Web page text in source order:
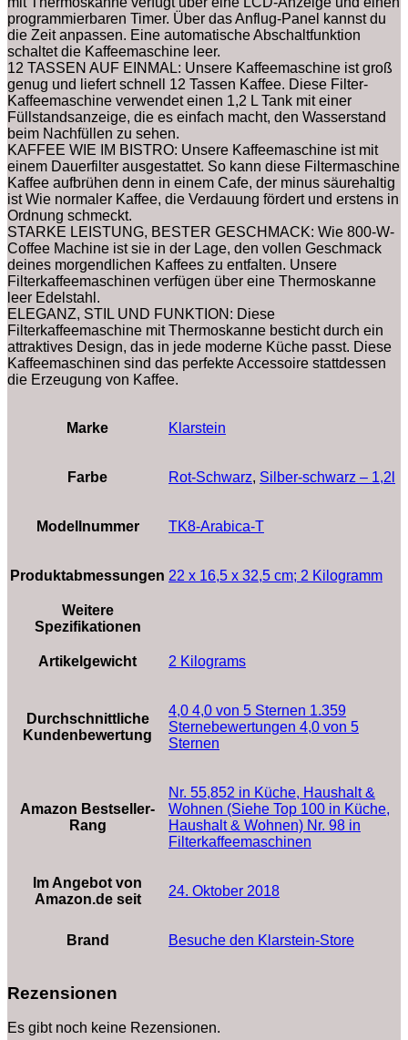
programmierbaren Timer. Über das Anflug-Panel kannst du
die Zeit anpassen. Eine automatische Abschaltfunktion
schaltet die Kaffeemaschine leer.
12 TASSEN AUF EINMAL: Unsere Kaffeemaschine ist groß
genug und liefert schnell 12 Tassen Kaffee. Diese Filter-
Kaffeemaschine verwendet einen 1,2 L Tank mit einer
Füllstandsanzeige, die es einfach macht, den Wasserstand
beim Nachfüllen zu sehen.
KAFFEE WIE IM BISTRO: Unsere Kaffeemaschine ist mit
einem Dauerfilter ausgestattet. So kann diese Filtermaschine
Kaffee aufbrühen denn in einem Cafe, der minus säurehaltig
ist Wie normaler Kaffee, die Verdauung fördert und erstens in
Ordnung schmeckt.
STARKE LEISTUNG, BESTER GESCHMACK: Wie 800-W-
Coffee Machine ist sie in der Lage, den vollen Geschmack
deines morgendlichen Kaffees zu entfalten. Unsere
Filterkaffeemaschinen verfügen über eine Thermoskanne
leer Edelstahl.
ELEGANZ, STIL UND FUNKTION: Diese
Filterkaffeemaschine mit Thermoskanne besticht durch ein
attraktives Design, das in jede moderne Küche passt. Diese
Kaffeemaschinen sind das perfekte Accessoire stattdessen
die Erzeugung von Kaffee.
Marke ‎Klarstein
Farbe ‎Rot-Schwarz, ‎Silber-schwarz – 1,2l
Modellnummer ‎TK8-Arabica-T
Produktabmessungen ‎22 x 16,5 x 32,5 cm; 2 Kilogramm
Weitere
Spezifikationen
Artikelgewicht ‎2 Kilograms
Durchschnittliche
Kundenbewertung
4,0 4,0 von 5 Sternen 1.359
Sternebewertungen 4,0 von 5
Sternen
Amazon Bestseller-
Rang
Nr. 55,852 in Küche, Haushalt &
Wohnen (Siehe Top 100 in Küche,
Haushalt & Wohnen) Nr. 98 in
Filterkaffeemaschinen
Im Angebot von
Amazon.de seit
24. Oktober 2018
Brand Besuche den Klarstein-Store
Rezensionen
Es gibt noch keine Rezensionen.